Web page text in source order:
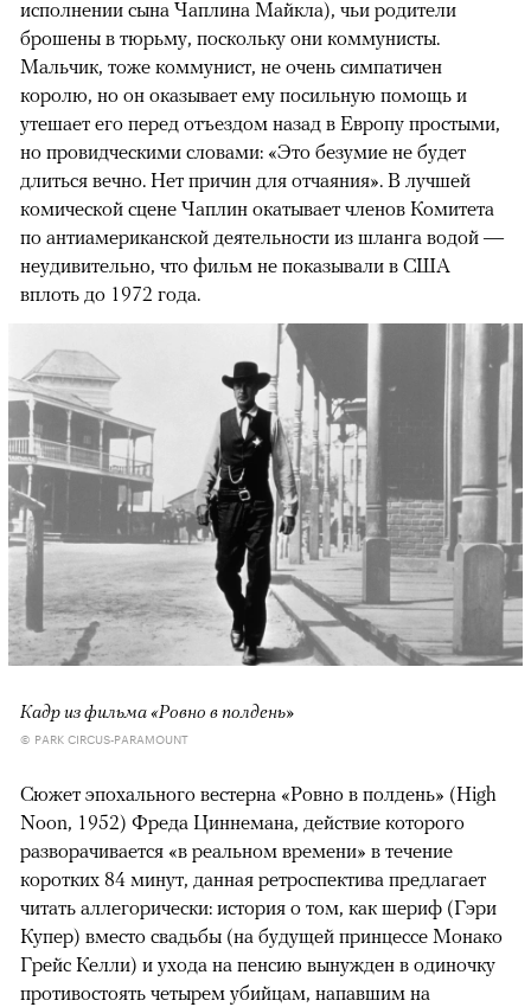
исполнении сына Чаплина Майкла), чьи родители
брошены в тюрьму, поскольку они коммунисты.
Мальчик, тоже коммунист, не очень симпатичен
королю, но он оказывает ему посильную помощь и
утешает его перед отъездом назад в Европу простыми,
но провидческими словами: «Это безумие не будет
длиться вечно. Нет причин для отчаяния». В лучшей
комической сцене Чаплин окатывает членов Комитета
по антиамериканской деятельности из шланга водой —
неудивительно, что фильм не показывали в США
вплоть до 1972 года.
Кадр из фильма «Ровно в полдень»
© PARK CIRCUS-PARAMOUNT
Сюжет эпохального вестерна «Ровно в полдень» (High
Noon, 1952) Фреда Циннемана, действие которого
разворачивается «в реальном времени» в течение
коротких 84 минут, данная ретроспектива предлагает
читать аллегорически: история о том, как шериф (Гэри
Купер) вместо свадьбы (на будущей принцессе Монако
Грейс Келли) и ухода на пенсию вынужден в одиночку
противостоять четырем убийцам, напавшим на